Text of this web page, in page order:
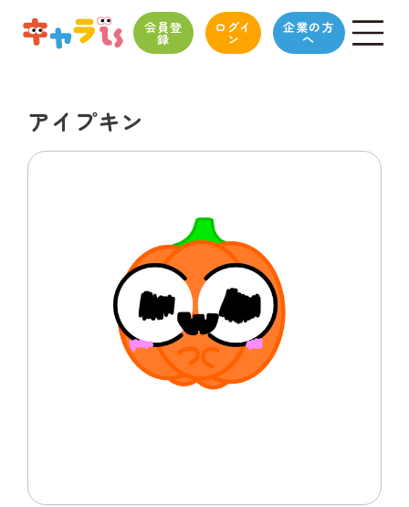
会員登
録
ログイ
ン
企業の方
へ
アイプキン